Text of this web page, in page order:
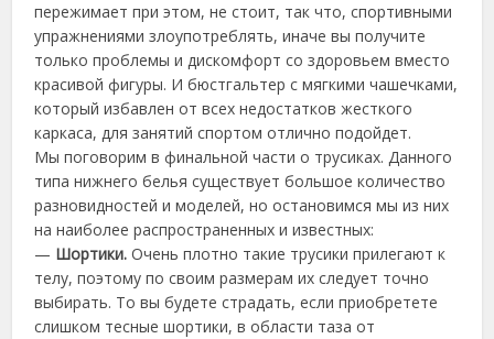
пережимает при этом, не стоит, так что, спортивными
упражнениями злоупотреблять, иначе вы получите
только проблемы и дискомфорт со здоровьем вместо
красивой фигуры. И бюстгальтер с мягкими чашечками,
который избавлен от всех недостатков жесткого
каркаса, для занятий спортом отлично подойдет.
Мы поговорим в финальной части о трусиках. Данного
типа нижнего белья существует большое количество
разновидностей и моделей, но остановимся мы из них
на наиболее распространенных и известных:
— Шортики. Очень плотно такие трусики прилегают к
телу, поэтому по своим размерам их следует точно
выбирать. То вы будете страдать, если приобретете
слишком тесные шортики, в области таза от